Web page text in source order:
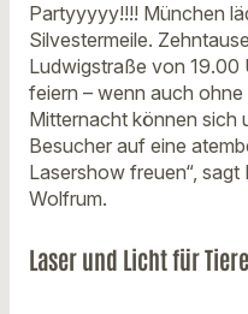
Partyyyyy!!!! München
Silvestermeile.
Ludwigstraße von 19.00
feiern – wenn auch
Mitternacht können sich
Besucher auf eine
Lasershow freuen“,
Wolfrum.
Laser und Licht für